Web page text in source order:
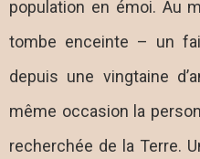
population en émoi. Au
tombe enceinte – un
depuis une vingtaine
même occasion la
recherchée de la Terre.